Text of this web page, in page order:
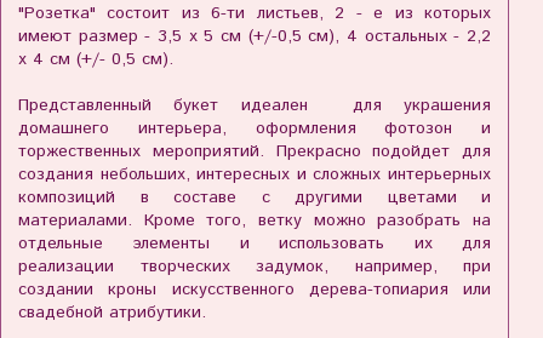
"Розетка" состоит из 6-ти листьев, 2 - е из которых
имеют размер - 3,5 х 5 см (+/-0,5 см), 4 остальных - 2,2
х 4 см (+/- 0,5 см).
Представленный букет идеален для украшения
домашнего интерьера, оформления фотозон и
торжественных мероприятий. Прекрасно подойдет для
создания небольших, интересных и сложных интерьерных
композиций в составе с другими цветами и
материалами. Кроме того, ветку можно разобрать на
отдельные элементы и использовать их для
реализации творческих задумок, например, при
создании кроны искусственного дерева-топиария или
свадебной атрибутики.